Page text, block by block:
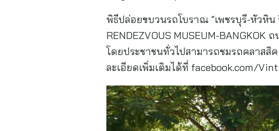
พิธีปล่อยขบวนรถโบราณ “เพชรบุรี-หัวหิ
RENDEZVOUS MUSEUM-
โดยประชาชนทั่วไปสามารถชมรถคลาส
ละเอียดเพิ่มเติมได้ที่ facebook.com/